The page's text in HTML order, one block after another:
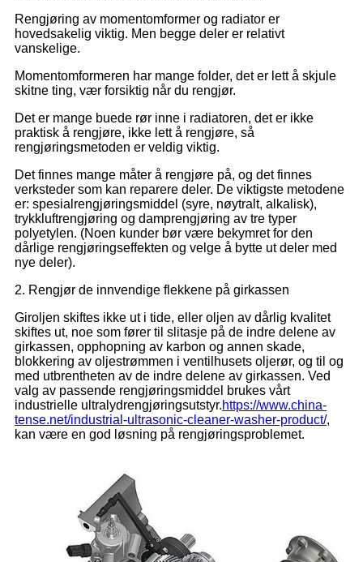
Rengjøring av momentomformer og radiator er
hovedsakelig viktig. Men begge deler er relativt
vanskelige.
Momentomformeren har mange folder, det er lett å skjule
skitne ting, vær forsiktig når du rengjør.
Det er mange buede rør inne i radiatoren, det er ikke
praktisk å rengjøre, ikke lett å rengjøre, så
rengjøringsmetoden er veldig viktig.
Det finnes mange måter å rengjøre på, og det finnes
verksteder som kan reparere deler. De viktigste metodene
er: spesialrengjøringsmiddel (syre, nøytralt, alkalisk),
trykkluftrengjøring og damprengjøring av tre typer
polyetylen. (Noen kunder bør være bekymret for den
dårlige rengjøringseffekten og velge å bytte ut deler med
nye deler).
2. Rengjør de innvendige flekkene på girkassen
Giroljen skiftes ikke ut i tide, eller oljen av dårlig kvalitet
skiftes ut, noe som fører til slitasje på de indre delene av
girkassen, opphopning av karbon og annen skade,
blokkering av oljestrømmen i ventilhusets oljerør, og til og
med utbrentheten av de indre delene av girkassen. Ved
valg av passende rengjøringsmiddel brukes vårt
industrielle ultralydrengjøringsutstyr.https://www.china-
tense.net/industrial-ultrasonic-cleaner-washer-product/,
kan være en god løsning på rengjøringsproblemet.